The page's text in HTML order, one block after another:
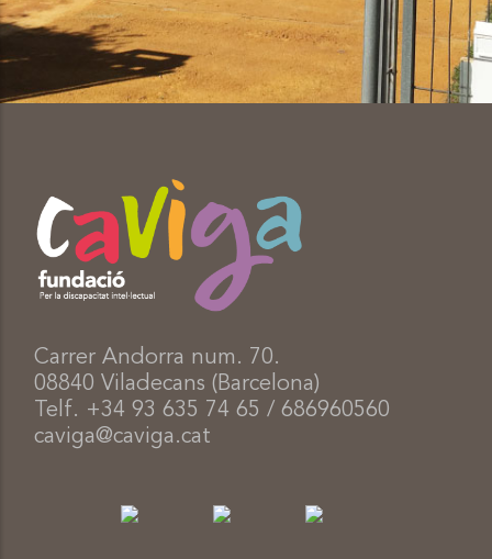
Carrer Andorra num. 70.
08840 Viladecans (Barcelona)
Telf. +34 93 635 74 65 / 686960560
caviga@caviga.cat